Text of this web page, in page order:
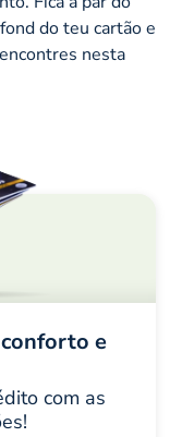
do teu cartão e
nesta
e
com as